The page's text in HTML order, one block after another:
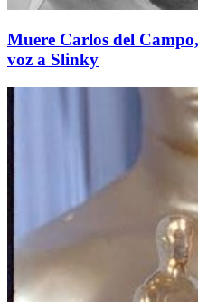
Muere Carlos del
voz a Slinky